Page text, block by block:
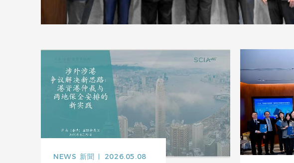
NEWS 新聞 2026.05.08